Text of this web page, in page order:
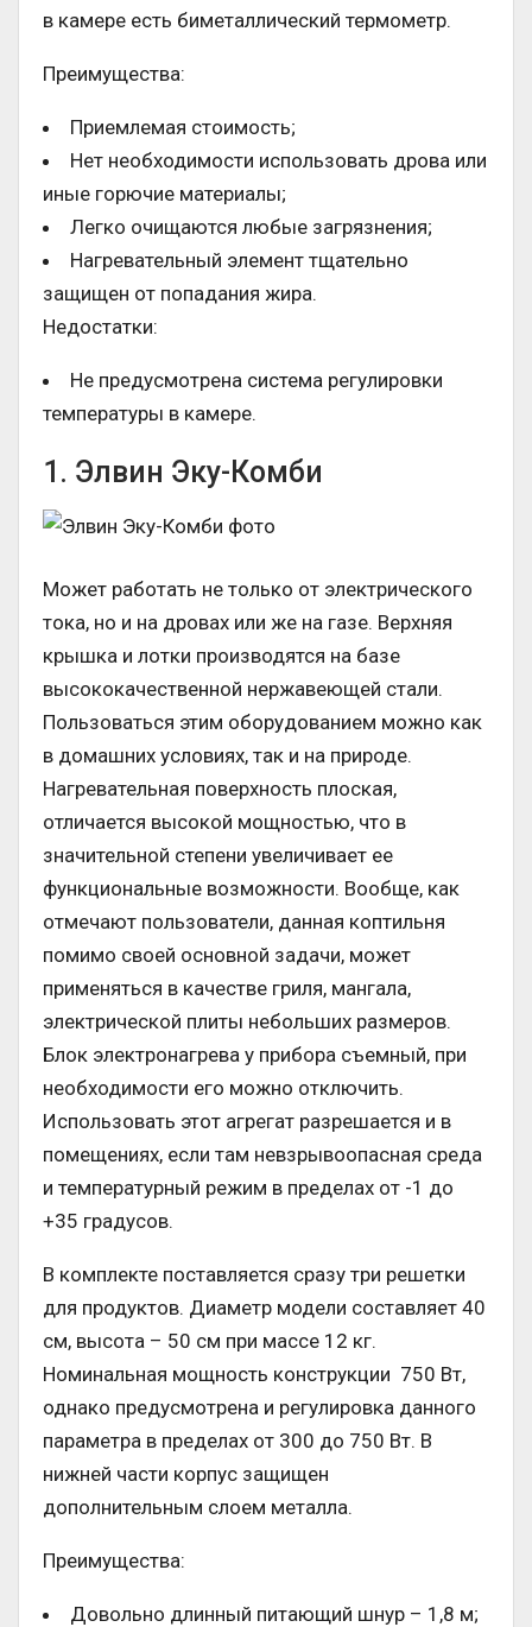
в камере есть биметаллический термометр.
Преимущества:
Приемлемая стоимость;
Нет необходимости использовать дрова или
иные горючие материалы;
Легко очищаются любые загрязнения;
Нагревательный элемент тщательно
защищен от попадания жира.
Недостатки:
Не предусмотрена система регулировки
температуры в камере.
1. Элвин Эку-Комби
Может работать не только от электрического
тока, но и на дровах или же на газе. Верхняя
крышка и лотки производятся на базе
высококачественной нержавеющей стали.
Пользоваться этим оборудованием можно как
в домашних условиях, так и на природе.
Нагревательная поверхность плоская,
отличается высокой мощностью, что в
значительной степени увеличивает ее
функциональные возможности. Вообще, как
отмечают пользователи, данная коптильня
помимо своей основной задачи, может
применяться в качестве гриля, мангала,
электрической плиты небольших размеров.
Блок электронагрева у прибора съемный, при
необходимости его можно отключить.
Использовать этот агрегат разрешается и в
помещениях, если там невзрывоопасная среда
и температурный режим в пределах от -1 до
+35 градусов.
В комплекте поставляется сразу три решетки
для продуктов. Диаметр модели составляет 40
см, высота – 50 см при массе 12 кг.
Номинальная мощность конструкции 750 Вт,
однако предусмотрена и регулировка данного
параметра в пределах от 300 до 750 Вт. В
нижней части корпус защищен
дополнительным слоем металла.
Преимущества:
Довольно длинный питающий шнур – 1,8 м;